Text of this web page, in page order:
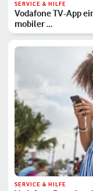
SERVICE & HILFE
Vodafone TV-App
mobiler …
SERVICE & HILFE